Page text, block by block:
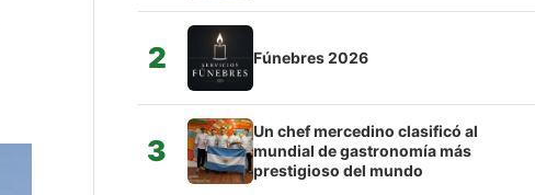
2 Fúnebres 2026
3
Un chef mercedino clasificó al
mundial de gastronomía más
prestigioso del mundo